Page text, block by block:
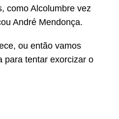
como Alcolumbre vez
André Mendonça.
ou então vamos
para tentar exorcizar o